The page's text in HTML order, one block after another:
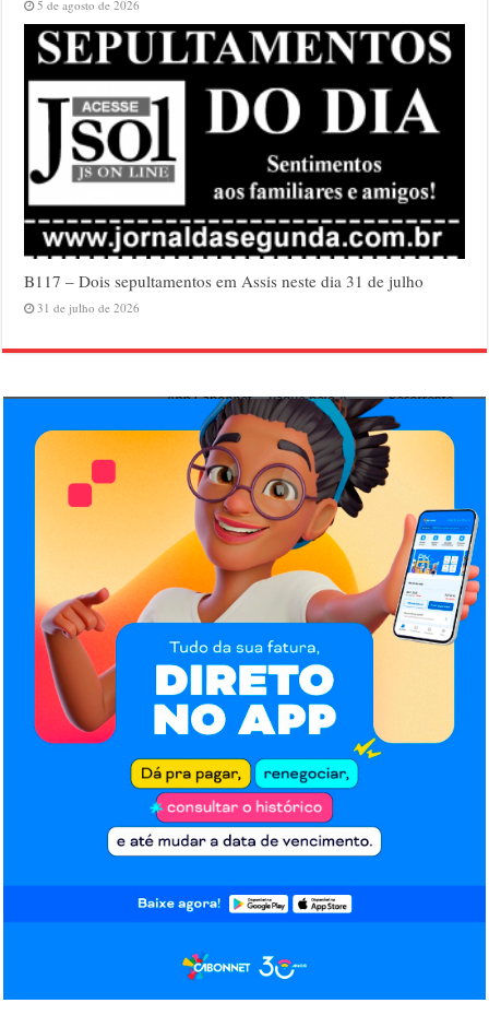
5 de agosto de 2026
B117 – Dois sepultamentos em Assis neste dia 31 de julho
31 de julho de 2026